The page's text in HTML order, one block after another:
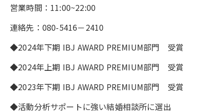
営業時間：11:00~22:00
連絡先：080-5416－2410
◆2024年下期 IBJ AWARD PREMIUM部門 受賞
◆2024年上期 IBJ AWARD PREMIUM部門 受賞
◆2023年下期 IBJ AWARD PREMIUM部門 受賞
◆活動分析サポートに強い結婚相談所に選出